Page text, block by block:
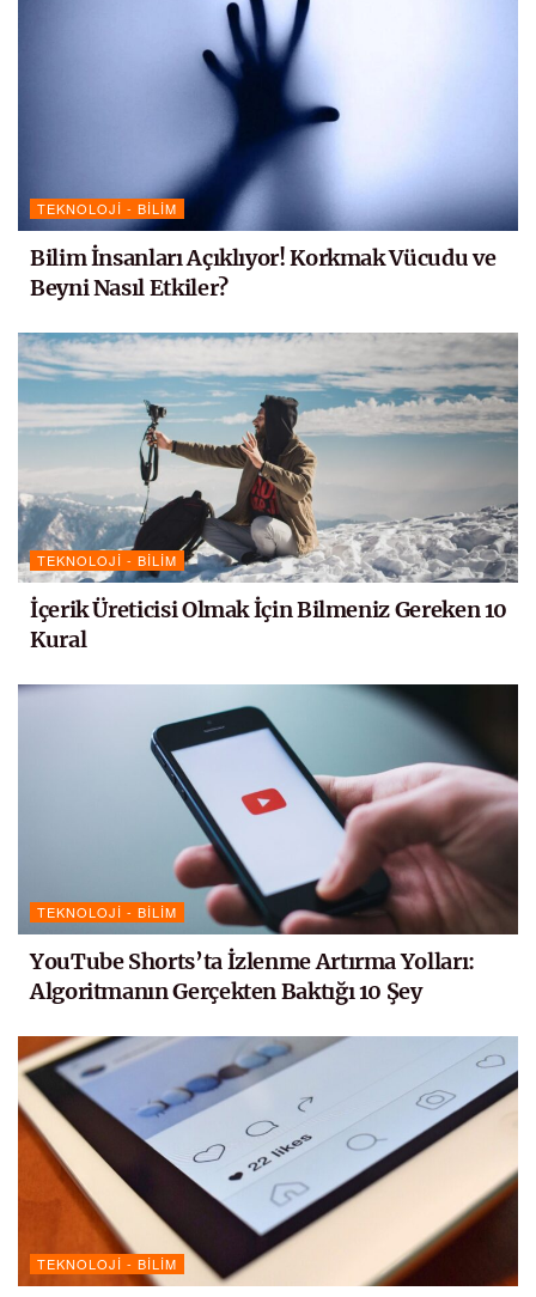
TEKNOLOJI - BILIM
Bilim İnsanları Açıklıyor! Korkmak Vücudu ve
Beyni Nasıl Etkiler?
TEKNOLOJI - BILIM
İçerik Üreticisi Olmak İçin Bilmeniz Gereken 10
Kural
TEKNOLOJI - BILIM
YouTube Shorts’ta İzlenme Artırma Yolları:
Algoritmanın Gerçekten Baktığı 10 Şey
TEKNOLOJI - BILIM